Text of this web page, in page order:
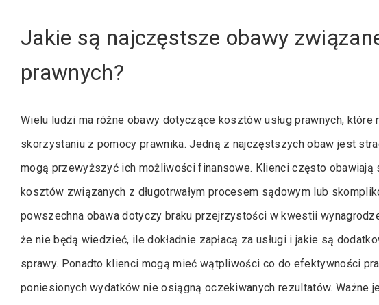
Jakie są najczęstsze obawy
prawnych?
Wielu ludzi ma różne obawy dotyczące kosztów usług prawnych, które
skorzystaniu z pomocy prawnika. Jedną z najczęstszych obaw jest
mogą przewyższyć ich możliwości finansowe. Klienci często obawiają
kosztów związanych z długotrwałym procesem sądowym lub
powszechna obawa dotyczy braku przejrzystości w kwestii
że nie będą wiedzieć, ile dokładnie zapłacą za usługi i jakie są
sprawy. Ponadto klienci mogą mieć wątpliwości co do efektywności
poniesionych wydatków nie osiągną oczekiwanych rezultatów. Ważne